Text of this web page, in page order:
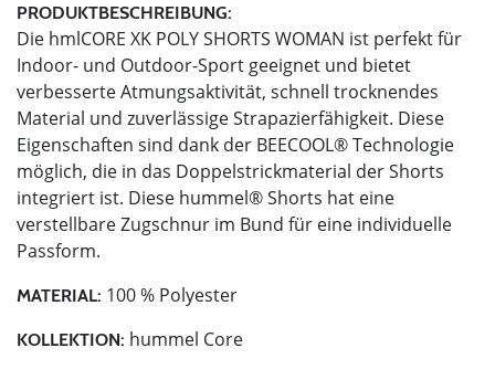
PRODUKTBESCHREIBUNG:
Die hmlCORE XK POLY SHORTS WOMAN ist perfekt für
Indoor- und Outdoor-Sport geeignet und bietet
verbesserte Atmungsaktivität, schnell trocknendes
Material und zuverlässige Strapazierfähigkeit. Diese
Eigenschaften sind dank der BEECOOL® Technologie
möglich, die in das Doppelstrickmaterial der Shorts
integriert ist. Diese hummel® Shorts hat eine
verstellbare Zugschnur im Bund für eine individuelle
Passform.
MATERIAL: 100 % Polyester
KOLLEKTION: hummel Core